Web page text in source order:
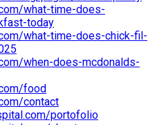
what-time-does-
today
what-time-does-chick-fil-
when-does-mcdonalds-
food
contact
portofolio